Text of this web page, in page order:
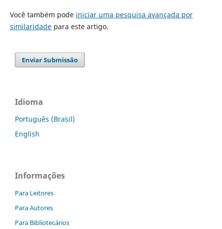
Você também pode iniciar uma pesquisa avançada por
similaridadepara este artigo.
Enviar Submissão
Idioma
Português (Brasil)
English
Informações
Para Leitores
Para Autores
Para Bibliotecários